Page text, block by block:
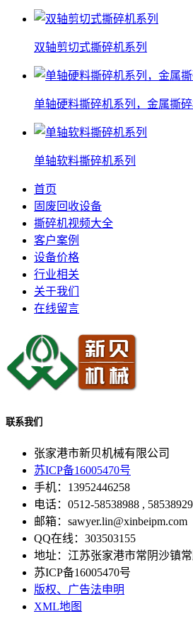
双轴剪切式撕碎机系列
单轴硬料撕碎机系列，金属撕
单轴软料撕碎机系列
首页
固废回收设备
撕碎机视频大全
客户案例
设备价格
行业相关
关于我们
在线留言
联系我们
张家港市新贝机械有限公司
苏ICP备16005470号
手机：13952446258
电话：0512-58538988 , 58538929
邮箱：sawyer.lin@xinbeipm.com
QQ在线：303503155
地址：江苏张家港市常阴沙镇
苏ICP备16005470号
版权、广告法申明
XML地图